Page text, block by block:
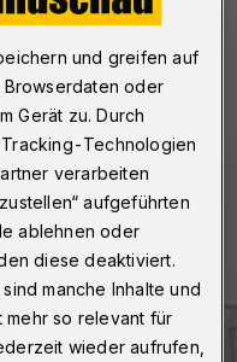
und greifen auf
oder
Gerät zu. Durch
Technologien
verarbeiten
aufgeführten
ablehnen oder
diese deaktiviert.
manche Inhalte und
mehr so relevant für
wieder aufrufen,